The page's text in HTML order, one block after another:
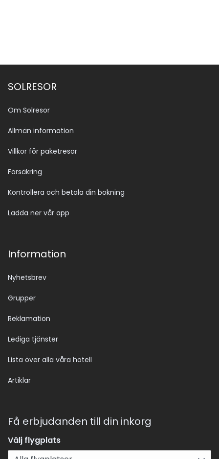
SOLRESOR
Om Solresor
Allmän information
Villkor för paketresor
Försäkring
Kontrollera och betala din bokning
Ladda ner vår app
Information
Nyhetsbrev
Grupper
Reklamation
Lediga tjänster
Lista över alla våra hotell
Artiklar
Få erbjudanden till din inkorg
Välj flygplats